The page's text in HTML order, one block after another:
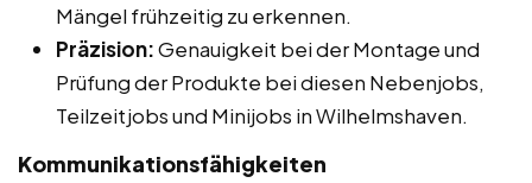
Mängel frühzeitig zu erkennen.
Präzision:Genauigkeit bei der Montage und
Prüfung der Produkte bei diesen Nebenjobs,
Teilzeitjobs und Minijobs in Wilhelmshaven.
Kommunikationsfähigkeiten